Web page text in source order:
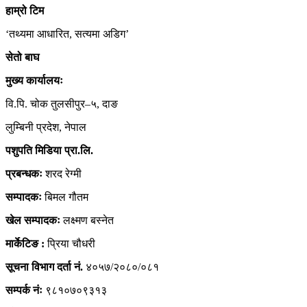
हाम्रोटिम
‘तथ्यमा आधारित, सत्यमा अडिग’
सेतो बाघ
मुख्य कार्यालयः
वि.पि. चोक तुलसीपुर–५, दाङ
लुम्बिनी प्रदेश, नेपाल
पशुपति मिडिया प्रा.लि.
प्रबन्धकःशरद रेग्मी
सम्पादकःबिमल गौतम
खेल सम्पादकःलक्ष्मण बस्नेत
मार्केटिङ :प्रिया चौधरी
सूचना विभाग दर्ता नं. ४०५७/२०८०/०८१
सम्पर्क नंः ९८१०७०९३१३